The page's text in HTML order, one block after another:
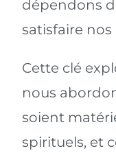
dépendons
satisfaire nos
Cette clé
nous
soient
spirituels, et